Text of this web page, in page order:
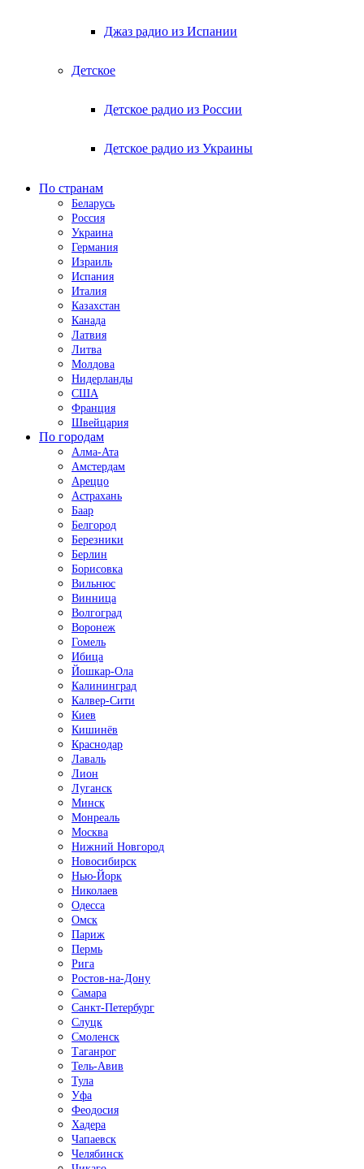
Джаз радио из Испании
Детское
Детское радио из России
Детское радио из Украины
По странам
Беларусь
Россия
Украина
Германия
Израиль
Испания
Италия
Казахстан
Канада
Латвия
Литва
Молдова
Нидерланды
США
Франция
Швейцария
По городам
Алма-Ата
Амстердам
Ареццо
Астрахань
Баар
Белгород
Березники
Берлин
Борисовка
Вильнюс
Винница
Волгоград
Воронеж
Гомель
Ибица
Йошкар-Ола
Калининград
Калвер-Сити
Киев
Кишинёв
Краснодар
Лаваль
Лион
Луганск
Минск
Монреаль
Москва
Нижний Новгород
Новосибирск
Нью-Йорк
Николаев
Одесса
Омск
Париж
Пермь
Рига
Ростов-на-Дону
Самара
Санкт-Петербург
Слуцк
Смоленск
Таганрог
Тель-Авив
Тула
Уфа
Феодосия
Хадера
Чапаевск
Челябинск